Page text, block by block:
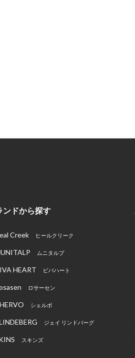
ンドから探す
Creek ヒールクリーク
ムニタルプ
HEART ビバハート
ロサーセン
シェルボ
ジェイ リンドバーグ
スキンズ